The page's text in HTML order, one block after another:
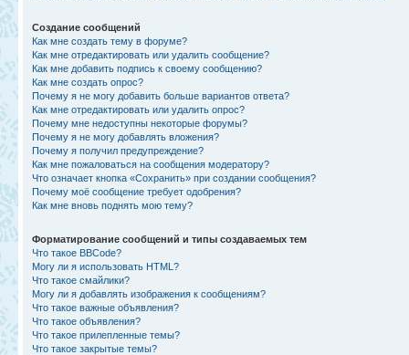
Создание сообщений
Как мне создать тему в форуме?
Как мне отредактировать или удалить сообщение?
Как мне добавить подпись к своему сообщению?
Как мне создать опрос?
Почему я не могу добавить больше вариантов ответа?
Как мне отредактировать или удалить опрос?
Почему мне недоступны некоторые форумы?
Почему я не могу добавлять вложения?
Почему я получил предупреждение?
Как мне пожаловаться на сообщения модератору?
Что означает кнопка «Сохранить» при создании сообщения?
Почему моё сообщение требует одобрения?
Как мне вновь поднять мою тему?
Форматирование сообщений и типы создаваемых тем
Что такое BBCode?
Могу ли я использовать HTML?
Что такое смайлики?
Могу ли я добавлять изображения к сообщениям?
Что такое важные объявления?
Что такое объявления?
Что такое прилепленные темы?
Что такое закрытые темы?